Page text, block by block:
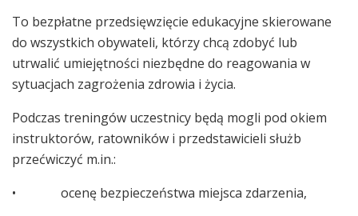
To bezpłatne przedsięwzięcie edukacyjne skierowane
do wszystkich obywateli, którzy chcą zdobyć lub
utrwalić umiejętności niezbędne do reagowania w
sytuacjach zagrożenia zdrowia i życia.
Podczas treningów uczestnicy będą mogli pod okiem
instruktorów, ratowników i przedstawicieli służb
przećwiczyć m.in.:
• ocenę bezpieczeństwa miejsca zdarzenia,